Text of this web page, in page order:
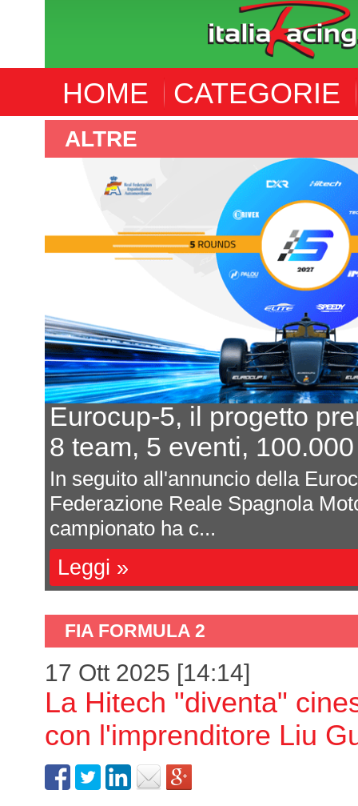
HOME CATEGORIE
ALTRE
Eurocup-5, il progetto
8 team, 5 eventi,
In seguito all'annuncio della
Federazione Reale Spagnola
campionato ha c...
Leggi »
FIA FORMULA 2
17 Ott 2025 [14:14]
La Hitech "diventa"
con l'imprenditore Liu